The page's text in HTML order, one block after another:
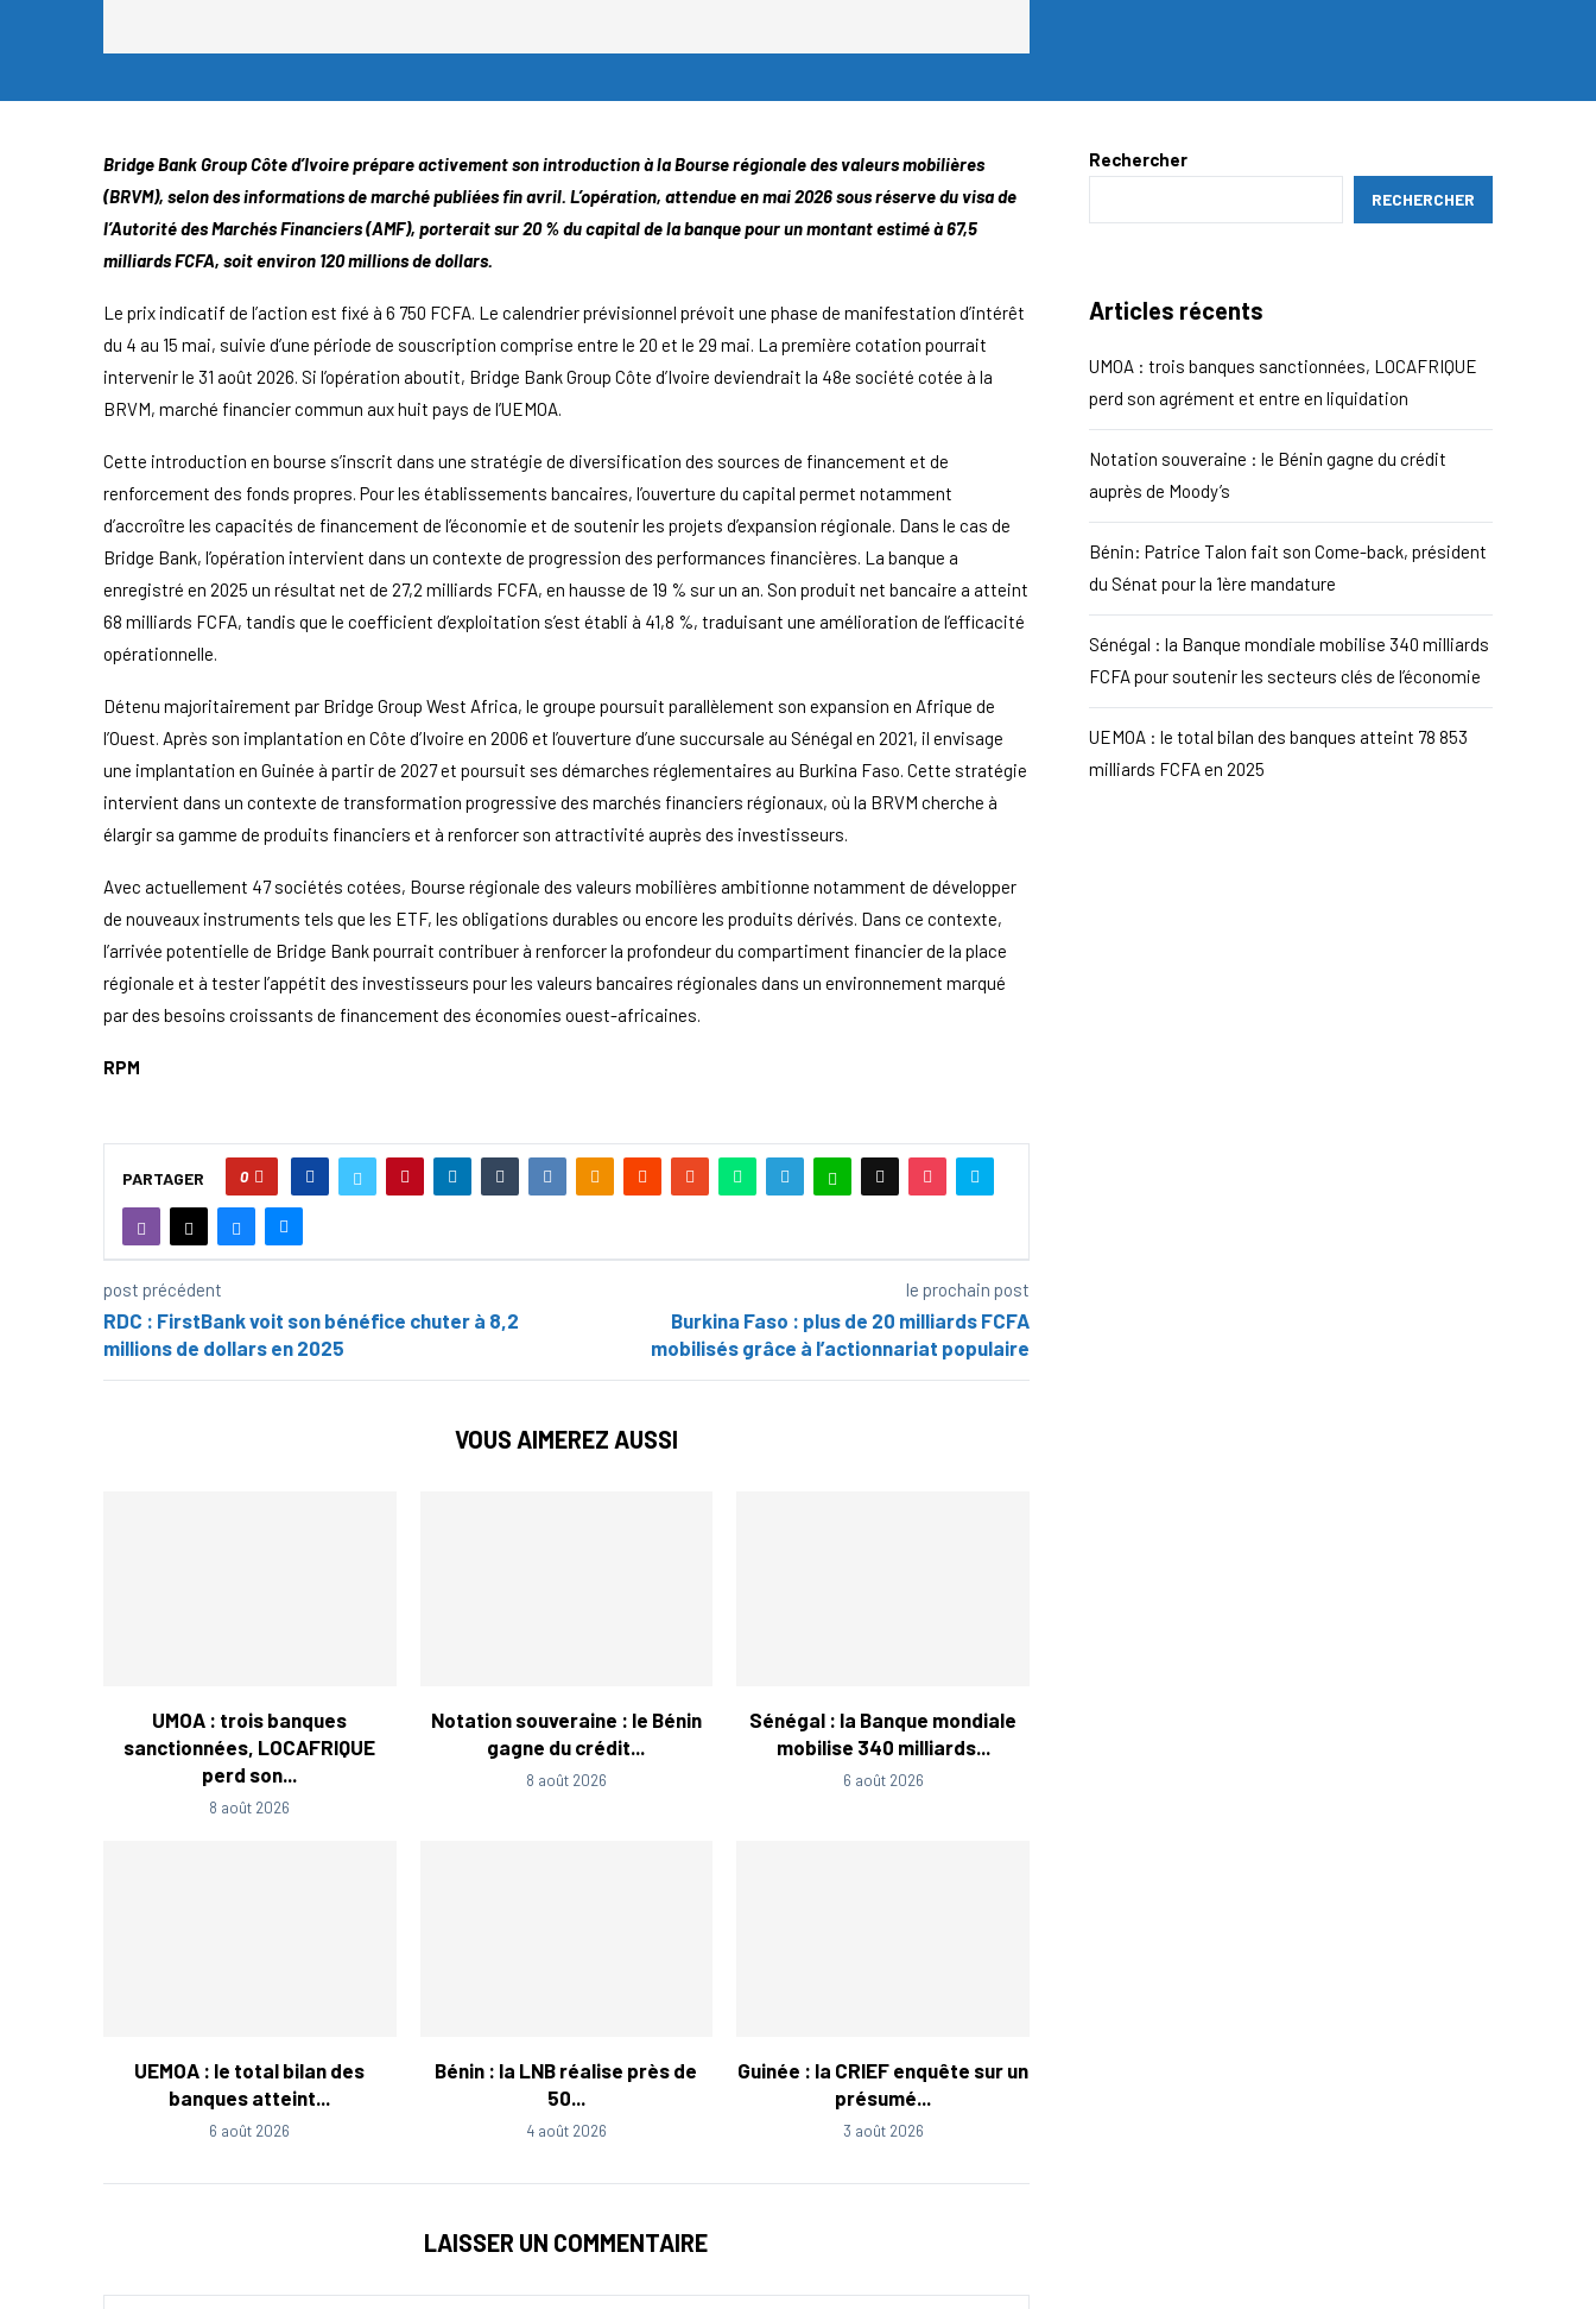
Bridge Bank Group Côte d’Ivoire prépare activement son introduction à la Bourse régionale des valeurs mobilières
(BRVM), selon des informations de marché publiées fin avril. L’opération, attendue en mai 2026 sous réserve du visa de
l’Autorité des Marchés Financiers (AMF), porterait sur 20 % du capital de la banque pour un montant estimé à 67,5
milliards FCFA, soit environ 120 millions de dollars.
Le prix indicatif de l’action est fixé à 6 750 FCFA. Le calendrier prévisionnel prévoit une phase de manifestation d’intérêt
du 4 au 15 mai, suivie d’une période de souscription comprise entre le 20 et le 29 mai. La première cotation pourrait
intervenir le 31 août 2026. Si l’opération aboutit, Bridge Bank Group Côte d’Ivoire deviendrait la 48e société cotée à la
BRVM, marché financier commun aux huit pays de l’UEMOA.
Cette introduction en bourse s’inscrit dans une stratégie de diversification des sources de financement et de
renforcement des fonds propres. Pour les établissements bancaires, l’ouverture du capital permet notamment
d’accroître les capacités de financement de l’économie et de soutenir les projets d’expansion régionale. Dans le cas de
Bridge Bank, l’opération intervient dans un contexte de progression des performances financières. La banque a
enregistré en 2025 un résultat net de 27,2 milliards FCFA, en hausse de 19 % sur un an. Son produit net bancaire a atteint
68 milliards FCFA, tandis que le coefficient d’exploitation s’est établi à 41,8 %, traduisant une amélioration de l’efficacité
opérationnelle.
Détenu majoritairement par Bridge Group West Africa, le groupe poursuit parallèlement son expansion en Afrique de
l’Ouest. Après son implantation en Côte d’Ivoire en 2006 et l’ouverture d’une succursale au Sénégal en 2021, il envisage
une implantation en Guinée à partir de 2027 et poursuit ses démarches réglementaires au Burkina Faso. Cette stratégie
intervient dans un contexte de transformation progressive des marchés financiers régionaux, où la BRVM cherche à
élargir sa gamme de produits financiers et à renforcer son attractivité auprès des investisseurs.
Avec actuellement 47 sociétés cotées, Bourse régionale des valeurs mobilières ambitionne notamment de développer
de nouveaux instruments tels que les ETF, les obligations durables ou encore les produits dérivés. Dans ce contexte,
l’arrivée potentielle de Bridge Bank pourrait contribuer à renforcer la profondeur du compartiment financier de la place
régionale et à tester l’appétit des investisseurs pour les valeurs bancaires régionales dans un environnement marqué
par des besoins croissants de financement des économies ouest-africaines.
RPM
PARTAGER 0
post précédent
RDC : FirstBank voit son bénéfice chuter à 8,2
millions de dollars en 2025
le prochain post
Burkina Faso : plus de 20 milliards FCFA
mobilisés grâce à l’actionnariat populaire
VOUS AIMEREZ AUSSI
UMOA : trois banques
sanctionnées, LOCAFRIQUE
perd son...
8 août 2026
Notation souveraine : le Bénin
gagne du crédit...
8 août 2026
Sénégal : la Banque mondiale
mobilise 340 milliards...
6 août 2026
UEMOA : le total bilan des
banques atteint...
6 août 2026
Bénin : la LNB réalise près de
50...
4 août 2026
Guinée : la CRIEF enquête sur un
présumé...
3 août 2026
LAISSER UN COMMENTAIRE
Rechercher
RECHERCHER
Articles récents
UMOA : trois banques sanctionnées, LOCAFRIQUE
perd son agrément et entre en liquidation
Notation souveraine : le Bénin gagne du crédit
auprès de Moody’s
Bénin: Patrice Talon fait son Come-back, président
du Sénat pour la 1ère mandature
Sénégal : la Banque mondiale mobilise 340 milliards
FCFA pour soutenir les secteurs clés de l’économie
UEMOA : le total bilan des banques atteint 78 853
milliards FCFA en 2025